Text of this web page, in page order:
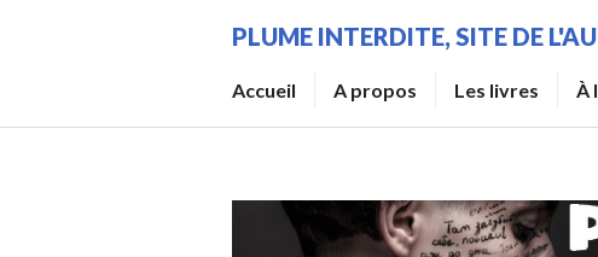
principal
PLUME INTERDITE, SITE DE
Accueil A propos Les livres À